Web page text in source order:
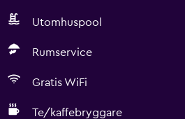
Utomhuspool
Rumservice
Gratis WiFi
Te/kaffebryggare